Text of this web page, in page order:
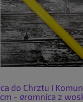
do Chrztu i
- gromnica z